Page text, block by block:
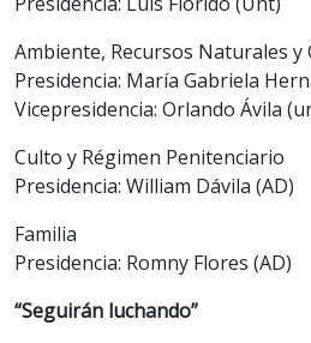
Ambiente, Recursos Naturales y
Presidencia: María Gabriela
Vicepresidencia: Orlando Ávila
Culto y Régimen Penitenciario
Presidencia: William Dávila (AD)
Familia
Presidencia: Romny Flores (AD)
“Seguirán luchando”